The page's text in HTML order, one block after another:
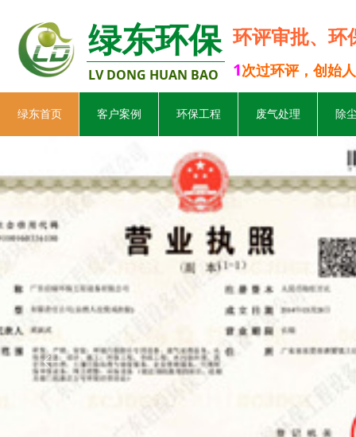
绿东环保
LV DONG HUAN BAO
ꂃ
绿东首页 客户案例 环保工程 废气处理 除
环评审批、
1次过环评，创始人